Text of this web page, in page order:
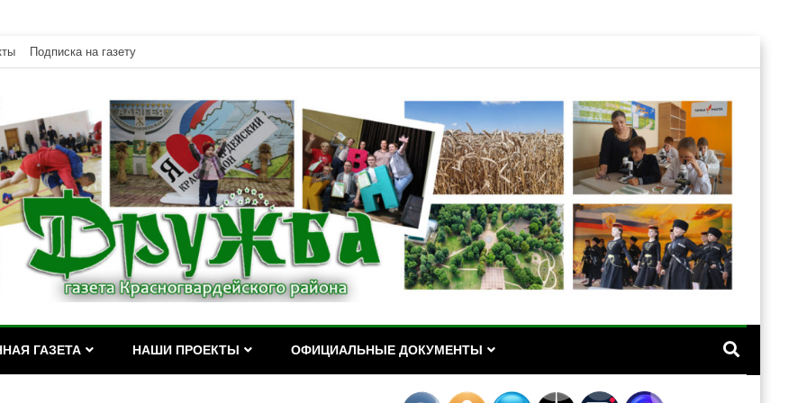
Подписка на газету
района РА
ГАЗЕТА НАШИ ПРОЕКТЫ ОФИЦИАЛЬНЫЕ ДОКУМЕНТЫ